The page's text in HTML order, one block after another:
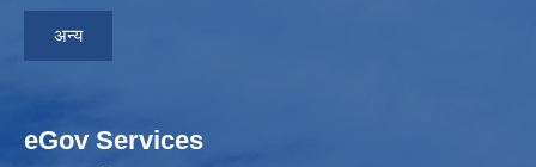
अन्य
eGov Services